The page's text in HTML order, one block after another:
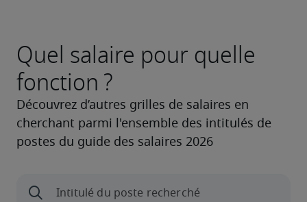
Quel salaire pour quelle
fonction ?